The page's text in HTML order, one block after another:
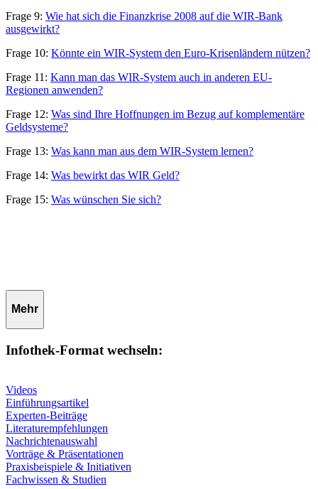
Frage 9: Wie hat sich die Finanzkrise 2008 auf die WIR-Bank
ausgewirkt?
Frage 10: Könnte ein WIR-System den Euro-Krisenländern nützen?
Frage 11: Kann man das WIR-System auch in anderen EU-
Regionen anwenden?
Frage 12: Was sind Ihre Hoffnungen im Bezug auf komplementäre
Geldsysteme?
Frage 13: Was kann man aus dem WIR-System lernen?
Frage 14: Was bewirkt das WIR Geld?
Frage 15: Was wünschen Sie sich?
Mehr
Infothek-Format wechseln:
Videos
Einführungsartikel
Experten-Beiträge
Literaturempfehlungen
Nachrichtenauswahl
Vorträge & Präsentationen
Praxisbeispiele & Initiativen
Fachwissen & Studien